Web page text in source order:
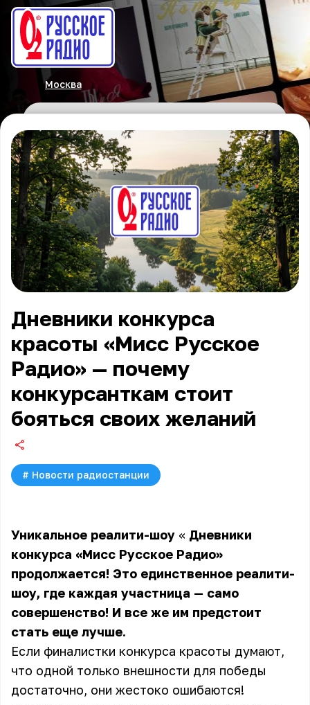
Москва
Дневники конкурса
красоты «Мисс Русское
Радио» — почему
конкурсанткам стоит
бояться своих желаний
# Новости радиостанции
Уникальное реалити-шоу « Дневники
конкурса «Мисс Русское Радио»
продолжается! Это единственное реалити-
шоу, где каждая участница — само
совершенство! И все же им предстоит
стать еще лучше.
Если финалистки конкурса красоты думают,
что одной только внешности для победы
достаточно, они жестоко ошибаются!